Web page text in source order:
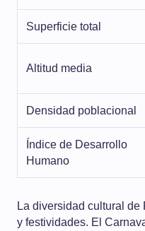
Superficie total
Altitud media
Densidad poblacional
Índice de Desarrollo
Humano
La diversidad cultural de
y festividades. El